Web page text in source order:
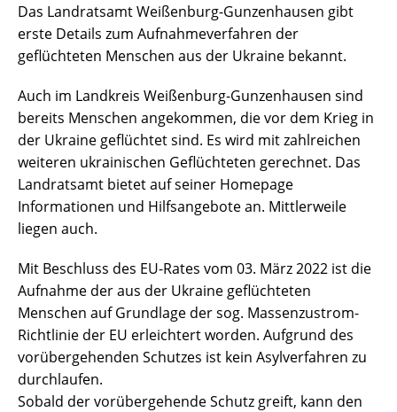
Das Landratsamt Weißenburg-Gunzenhausen gibt
erste Details zum Aufnahmeverfahren der
geflüchteten Menschen aus der Ukraine bekannt.
Auch im Landkreis Weißenburg-Gunzenhausen sind
bereits Menschen angekommen, die vor dem Krieg in
der Ukraine geflüchtet sind. Es wird mit zahlreichen
weiteren ukrainischen Geflüchteten gerechnet. Das
Landratsamt bietet auf seiner Homepage
Informationen und Hilfsangebote an. Mittlerweile
liegen auch.
Mit Beschluss des EU-Rates vom 03. März 2022 ist die
Aufnahme der aus der Ukraine geflüchteten
Menschen auf Grundlage der sog. Massenzustrom-
Richtlinie der EU erleichtert worden. Aufgrund des
vorübergehenden Schutzes ist kein Asylverfahren zu
durchlaufen.
Sobald der vorübergehende Schutz greift, kann den